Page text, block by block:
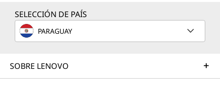
Servicios de Implementación
ayudaremos a simplificar la implementación de nuevas
SELECCIÓN DE PAÍS
PARAGUAY
SOBRE LENOVO